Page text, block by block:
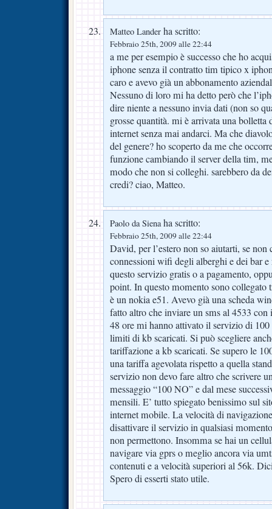
Matteo Lander ha scritto:
Febbraio 25th, 2009 alle 22:44
a me per esempio è successo che ho
iphone senza il contratto tim tipico x
caro e avevo già un abbonamento
Nessuno di loro mi ha detto però che
dire niente a nessuno invia dati (non so
grosse quantità. mi è arrivata una
internet senza mai andarci. Ma che
del genere? ho scoperto da me che
funzione cambiando il server della tim,
modo che non si colleghi. sarebbero da
credi? ciao, Matteo.
Paolo da Sienaha scritto:
Febbraio 25th, 2009 alle 22:44
David, per l’estero non so aiutarti, se
connessioni wifi degli alberghi e dei bar
questo servizio gratis o a pagamento,
point. In questo momento sono
è un nokia e51. Avevo già una scheda
fatto altro che inviare un sms al 4533
48 ore mi hanno attivato il servizio di
limiti di kb scaricati. Si può scegliere
tariffazione a kb scaricati. Se supero le
una tariffa agevolata rispetto a quella
servizio non devo fare altro che scrivere
messaggio “100 NO” e dal mese
mensili. E’ tutto spiegato benissimo sul
internet mobile. La velocità di
disattivare il servizio in qualsiasi
non permettono. Insomma se hai un
navigare via gprs o meglio ancora via
contenuti e a velocità superiori al 56k.
Spero di esserti stato utile.